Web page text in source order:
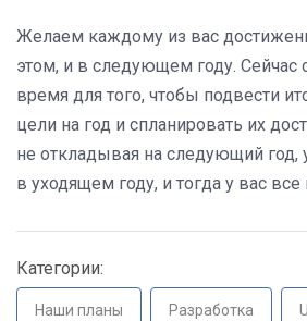
Желаем каждому из вас
этом, и в следующем году. Сейчас
время для того, чтобы подвести
цели на год и спланировать их
не откладывая на следующий год,
в уходящем году, и тогда у вас все
Категории:
Наши планы Разработка